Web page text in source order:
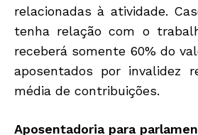
relacionadas à atividade.
tenha relação com o
receberá somente 60% do
aposentados por invalidez
média de contribuições.
Aposentadoria para